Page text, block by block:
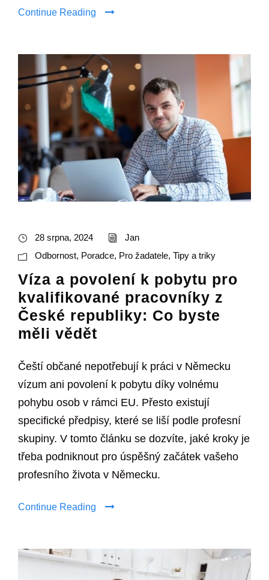
Continue Reading
28 srpna, 2024
Jan
Odbornost, Poradce, Pro žadatele, Tipy a triky
Víza a povolení k pobytu pro
kvalifikované pracovníky z
České republiky: Co byste
měli vědět
Čeští občané nepotřebují k práci v Německu
vízum ani povolení k pobytu díky volnému
pohybu osob v rámci EU. Přesto existují
specifické předpisy, které se liší podle profesní
skupiny. V tomto článku se dozvíte, jaké kroky je
třeba podniknout pro úspěšný začátek vašeho
profesního života v Německu.
Continue Reading